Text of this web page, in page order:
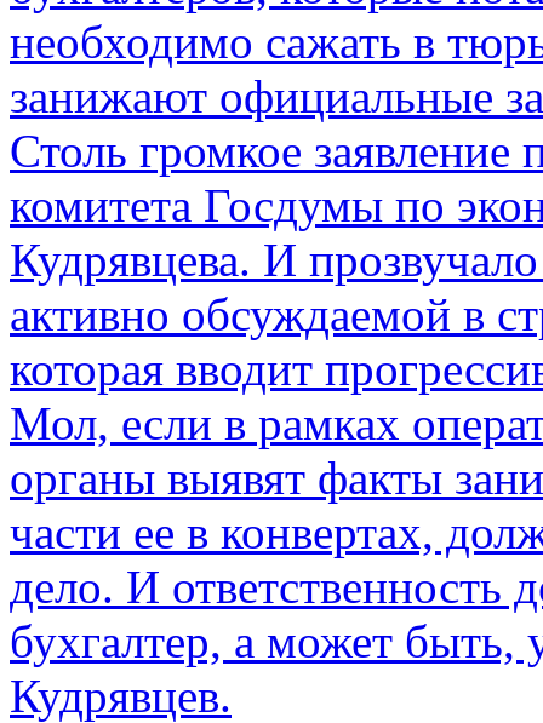
необходимо сажать в
занижают официальные
Столь громкое заявление
комитета Госдумы по
Кудрявцева. И
активно обсуждаемой в
которая вводит
Мол, если в рамках
органы выявят факты
части ее в конвертах,
дело. И ответственность
бухгалтер, а может быть,
Кудрявцев.